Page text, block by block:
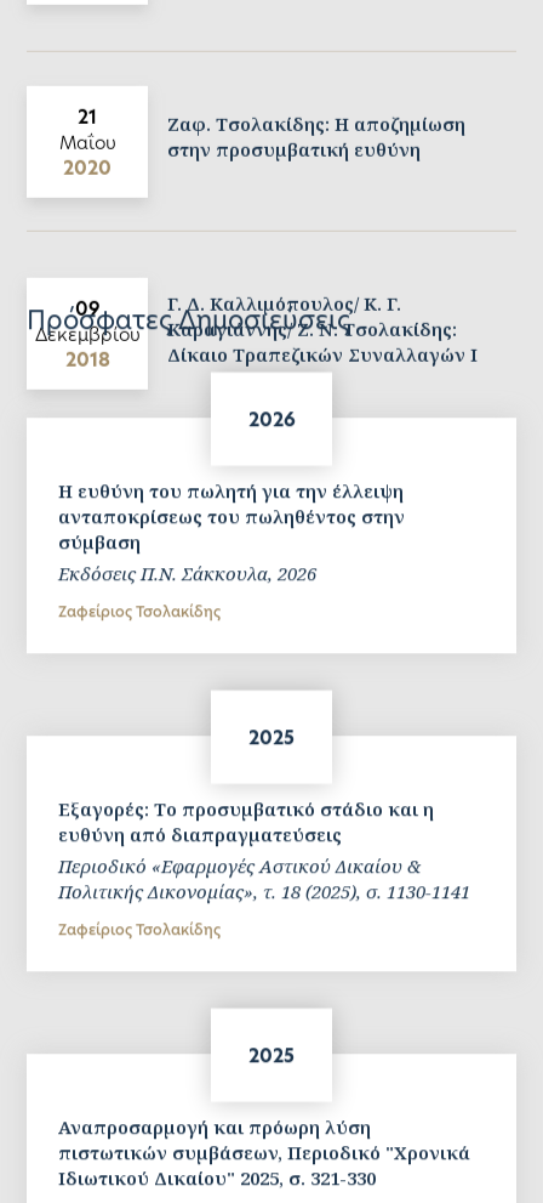
21
Μαΐου
2020
Ζαφ. Τσολακίδης: Η αποζημίωση
στην προσυμβατική ευθύνη
09
Δεκεμβρίου
2018
Γ. Δ. Καλλιμόπουλος/ Κ. Γ.
Καραγιάννης/ Ζ. Ν. Τσολακίδης:
Δίκαιο Τραπεζικών Συναλλαγών Ι
Πρόσφατες Δημοσιεύσεις
2026
Η ευθύνη του πωλητή για την έλλειψη
ανταποκρίσεως του πωληθέντος στην
σύμβαση
Εκδόσεις Π.Ν. Σάκκουλα, 2026
Ζαφείριος Τσολακίδης
2025
Εξαγορές: Το προσυμβατικό στάδιο και η
ευθύνη από διαπραγματεύσεις
Περιοδικό «Εφαρμογές Αστικού Δικαίου &
Πολιτικής Δικονομίας», τ. 18 (2025), σ. 1130-1141
Ζαφείριος Τσολακίδης
2025
Αναπροσαρμογή και πρόωρη λύση
πιστωτικών συμβάσεων, Περιοδικό "Χρονικά
Ιδιωτικού Δικαίου" 2025, σ. 321-330